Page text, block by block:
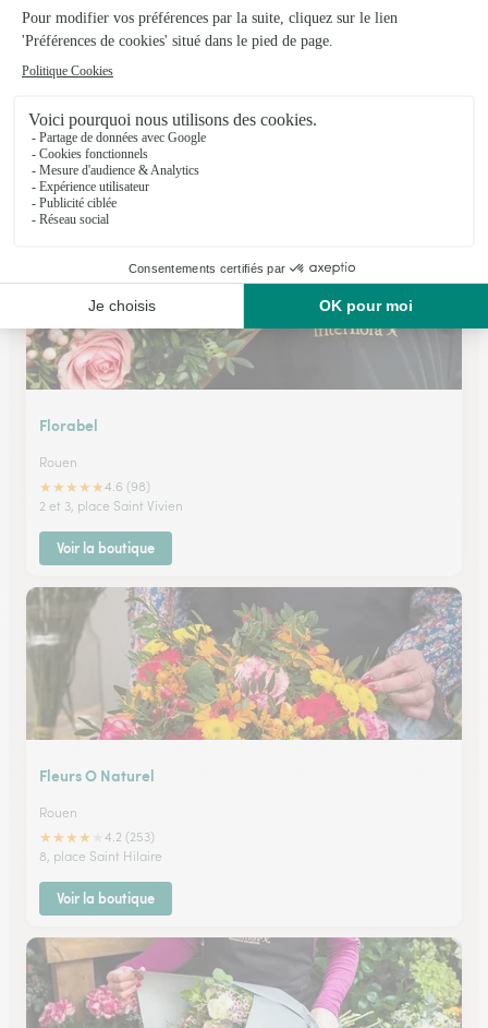
Les Fleurs du Passage
Rouen
★★★★★4.7 (100)
2 Passage de l'Ancien Hôtel de ville
Voir la boutique
Florabel
Rouen
★★★★★4.6 (98)
2 et 3, place Saint Vivien
Voir la boutique
Fleurs O Naturel
Rouen
★★★★
4.2 (253)
8, place Saint Hilaire
Voir la boutique